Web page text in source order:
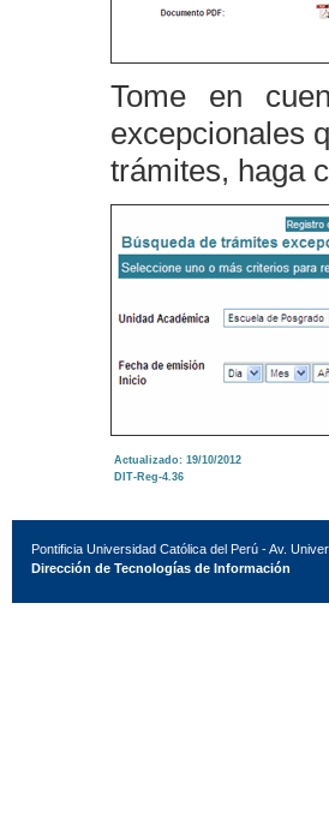
Tome en
excepcionales
trámites, haga
Actualizado: 19/10/2012
DIT-Reg-4.36
Pontificia Universidad Católica del Perú - Av.
Dirección de Tecnologías de Información